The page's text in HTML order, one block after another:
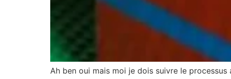
Ah ben oui mais moi je dois suivre le processus